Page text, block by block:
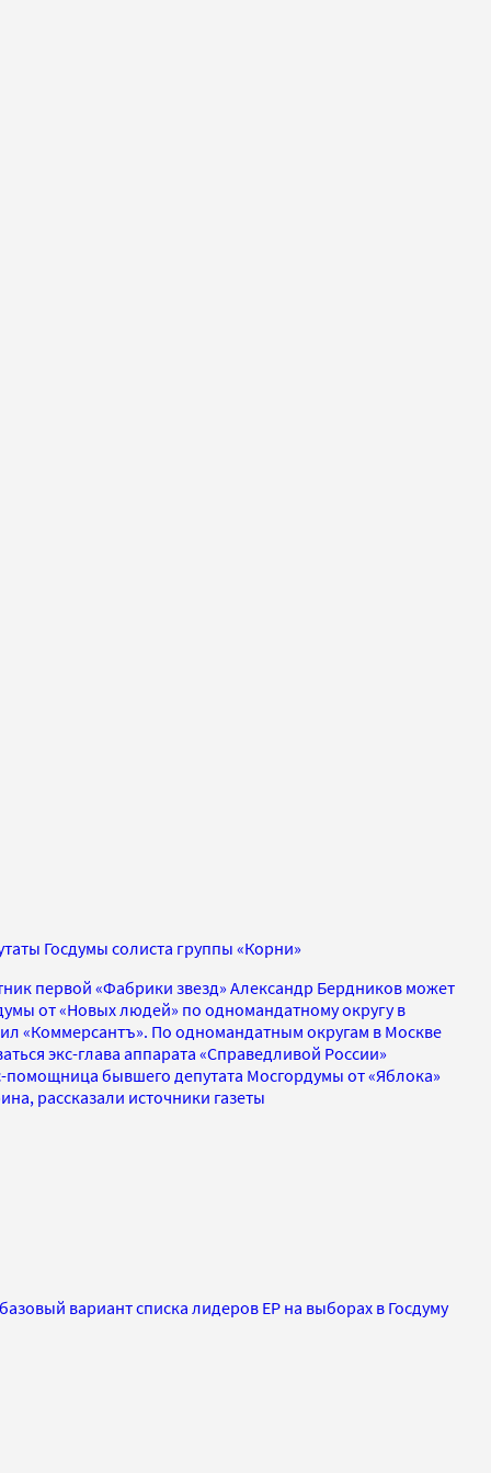
Госдумы солиста группы «Корни»
первой «Фабрики звезд» Александр Бердников может
от «Новых людей» по одномандатному округу в
«Коммерсантъ». По одномандатным округам в Москве
экс-глава аппарата «Справедливой России»
помощница бывшего депутата Мосгордумы от «Яблока»
рассказали источники газеты
вариант списка лидеров ЕР на выборах в Госдуму